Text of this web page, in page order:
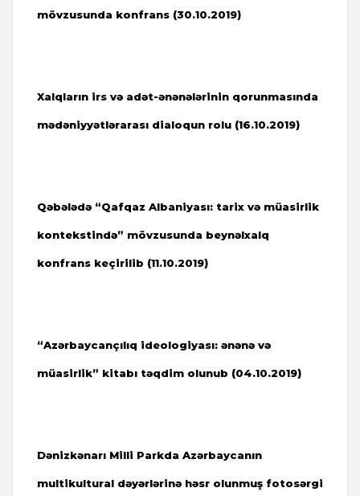
mövzusunda konfrans (30.10.2019)
Xalqların irs və adət-ənənələrinin qorunmasında
mədəniyyətlərarası dialoqun rolu (16.10.2019)
Qəbələdə “Qafqaz Albaniyası: tarix və müasirlik
kontekstində” mövzusunda beynəlxalq
konfrans keçirilib (11.10.2019)
“Azərbaycançılıq ideologiyası: ənənə və
müasirlik” kitabı təqdim olunub (04.10.2019)
Dənizkənarı Milli Parkda Azərbaycanın
multikultural dəyərlərinə həsr olunmuş fotosərgi